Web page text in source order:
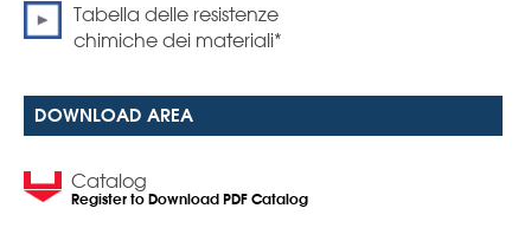
Tabella delle resistenze
chimiche dei materiali*
DOWNLOAD AREA
Catalog
Register to Download PDF Catalog